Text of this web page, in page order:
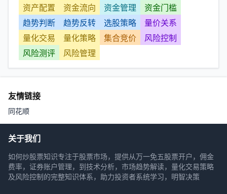
资产配置
资金流向 资金管理
资金门槛
趋势判断
趋势反转 选股策略
量价关系
量化交易
量化策略 集合竞价
风险控制
风险测评
风险管理
友情链接
同花顺
关于我们
如何炒股票知识专注于股票市场，提供从万一免五股票开户，佣金
费率，证券账户管理，到技术分析，市场趋势解读，量化交易策略
及风险控制的完整知识体系，助力投资者系统学习，明智决策